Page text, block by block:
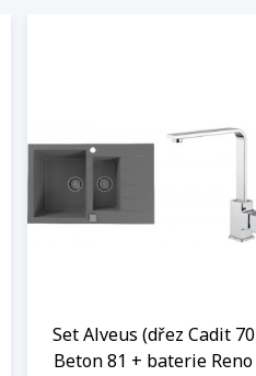
Set Alveus (dřez Cadit 70
Beton 81 + baterie Reno